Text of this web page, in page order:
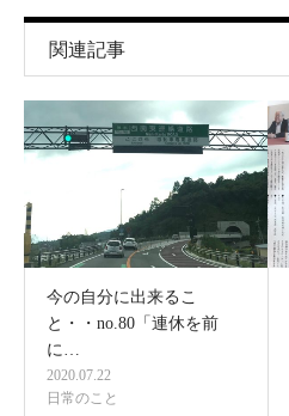
関連記事
今の自分に出来るこ
と・・no.80「連休を前
に…
2020.07.22
日常のこと